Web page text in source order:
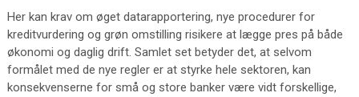
Her kan krav om øget datarapportering, nye procedurer for
kreditvurdering og grøn omstilling risikere at lægge pres på både
økonomi og daglig drift. Samlet set betyder det, at selvom
formålet med de nye regler er at styrke hele sektoren, kan
konsekvenserne for små og store banker være vidt forskellige,